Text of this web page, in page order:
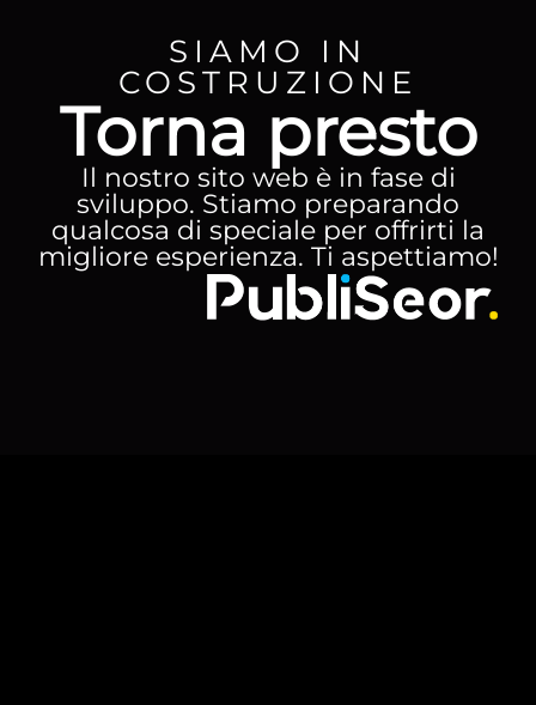
SIAMO IN
COSTRUZIONE
Torna presto
Il nostro sito web è in fase di
sviluppo. Stiamo preparando
qualcosa di speciale per offrirti la
migliore esperienza. Ti aspettiamo!